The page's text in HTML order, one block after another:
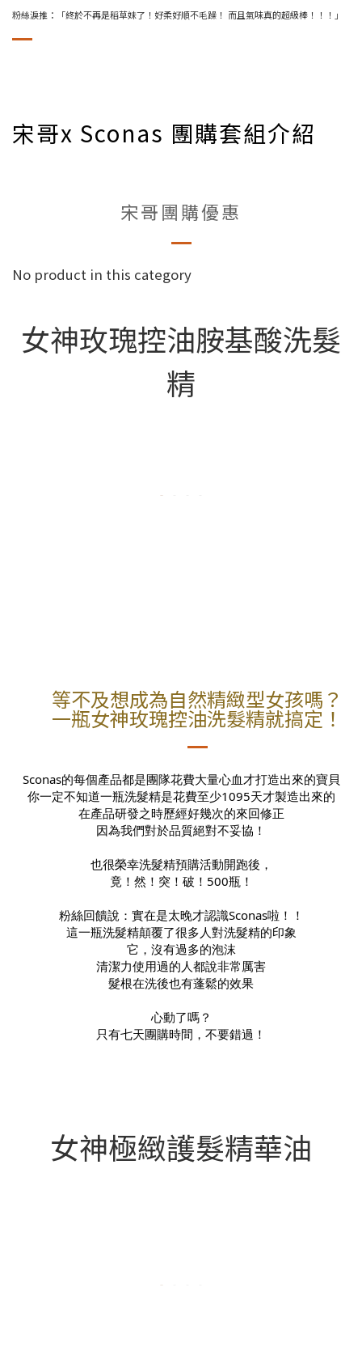
粉絲淚推：「終於不再是稻草妹了！好柔好順不毛躁！ 而且氣味真的超級棒！！！」
宋哥x Sconas 團購套組介紹
宋哥團購優惠
No product in this category
女神玫瑰控油胺基酸洗髮
精
等不及想成為自然精緻型女孩嗎？
一瓶女神玫瑰控油洗髮精就搞定！
Sconas的每個產品都是團隊花費大量心血才打造出來的寶貝
你一定不知道一瓶洗髮精是花費至少1095天才製造出來的
在產品研發之時歷經好幾次的來回修正
因為我們對於品質絕對不妥協！
也很榮幸洗髮精預購活動開跑後，
竟！然！突！破！500瓶！
粉絲回饋說：實在是太晚才認識Sconas啦！！
這一瓶洗髮精顛覆了很多人對洗髮精的印象
它，沒有過多的泡沫
清潔力使用過的人都說非常厲害
髮根在洗後也有蓬鬆的效果
心動了嗎？
只有七天團購時間，不要錯過！
女神極緻護髮精華油